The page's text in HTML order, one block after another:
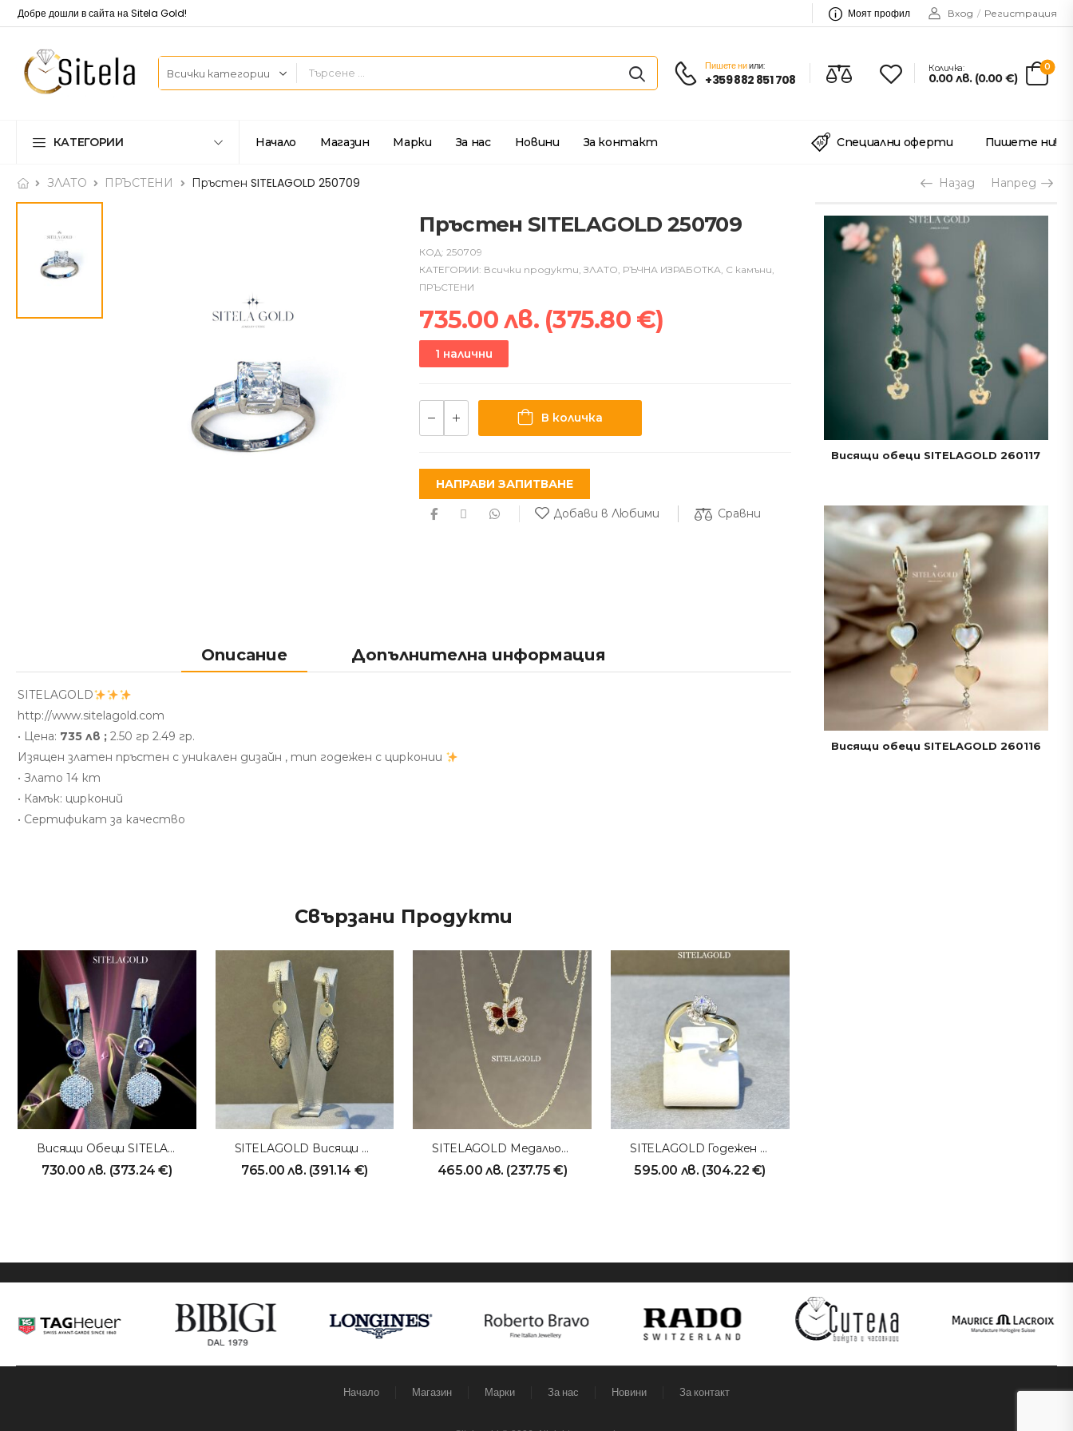
Добре дошли в сайта на Sitela Gold! Моят профил Вход / Регистрация
Пишете ниили:
+359 882 851 708
Количка:
0.00лв. (0.00€)
0
КАТЕГОРИИ Начало Магазин Марки За нас Новини За контакт Специални оферти Пишете ни!
ЗЛАТО ПРЪСТЕНИ Пръстен SITELAGOLD 250709 Назад Напред
Пръстен SITELAGOLD 250709
КОД:250709
КАТЕГОРИИ: Всички продукти,ЗЛАТО, РЪЧНА ИЗРАБОТКА, С камъни,
ПРЪСТЕНИ
735.00лв. (375.80 €)
1 налични
В количка
НАПРАВИ ЗАПИТВАНЕ
Добави в Любими Сравни
Описание Допълнителна информация
SITELAGOLD
http://www.sitelagold.com
• Цена: 735 лв ; 2.50 гр 2.49 гр.
Изящен златен пръстен с уникален дизайн , тип годежен с цирконии
• Злато 14 кт
• Камък: цирконий
• Сертификат за качество
Свързани Продукти
Висящи Обеци SITELAGOLD 211102
730.00лв. (373.24€)
SITELAGOLD Висящи Обици
765.00лв. (391.14 €)
SITELAGOLD Медальон 231023
465.00 лв. (237.75€)
SITELAGOLD Годежен Пръстен
595.00 лв. (304.22 €)
Висящи обеци SITELAGOLD 260117
Висящи обеци SITELAGOLD 260116
Начало Магазин Марки За нас Новини За контакт